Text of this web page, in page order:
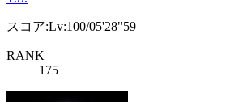
スコア:Lv:100/05'28"59
RANK
175